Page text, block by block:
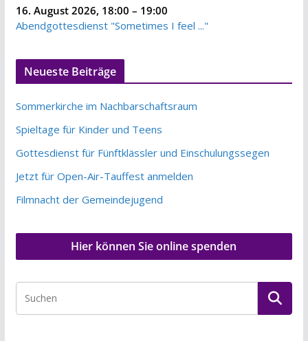
16. August 2026, 18:00 – 19:00
Abendgottesdienst "Sometimes I feel ..."
Neueste Beiträge
Sommerkirche im Nachbarschaftsraum
Spieltage für Kinder und Teens
Gottesdienst für Fünftklässler und Einschulungssegen
Jetzt für Open-Air-Tauffest anmelden
Filmnacht der Gemeindejugend
Hier können Sie online spenden